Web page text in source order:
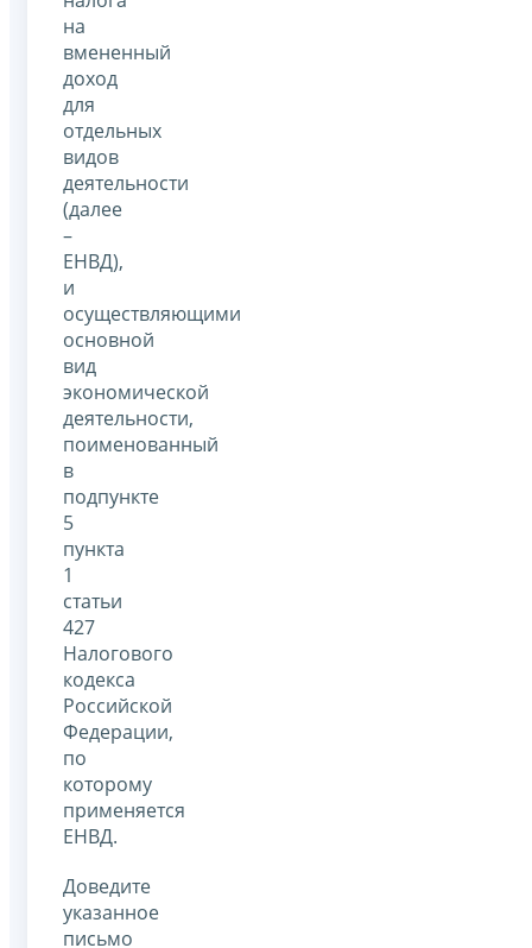
на
вмененный
доход
для
отдельных
видов
деятельности
(далее
–
ЕНВД),
и
осуществляющими
основной
вид
экономической
деятельности,
поименованный
в
подпункте
5
пункта
1
статьи
427
Налогового
кодекса
Российской
Федерации,
по
которому
применяется
ЕНВД.
Доведите
указанное
письмо